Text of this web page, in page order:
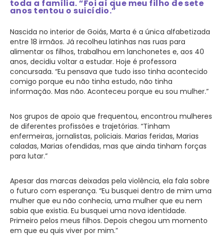
toda a família. “Foi aí que meu filho de sete
anos tentou o suicídio.”
Nascida no interior de Goiás, Marta é a única alfabetizada
entre 18 irmãos. Já recolheu latinhas nas ruas para
alimentar os filhos, trabalhou em lanchonetes e, aos 40
anos, decidiu voltar a estudar. Hoje é professora
concursada. “Eu pensava que tudo isso tinha acontecido
comigo porque eu não tinha estudo, não tinha
informação. Mas não. Aconteceu porque eu sou mulher.”
Nos grupos de apoio que frequentou, encontrou mulheres
de diferentes profissões e trajetórias. “Tinham
enfermeiras, jornalistas, policiais. Marias feridas, Marias
caladas, Marias ofendidas, mas que ainda tinham forças
para lutar.”
Apesar das marcas deixadas pela violência, ela fala sobre
o futuro com esperança. “Eu busquei dentro de mim uma
mulher que eu não conhecia, uma mulher que eu nem
sabia que existia. Eu busquei uma nova identidade.
Primeiro pelos meus filhos. Depois chegou um momento
em que eu quis viver por mim.”